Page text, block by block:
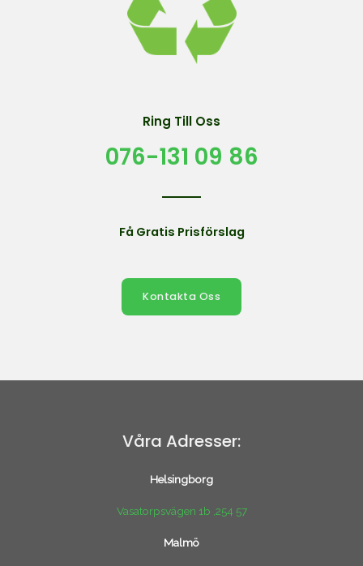
Ring Till Oss
076-131 09 86
Få Gratis Prisförslag
Kontakta Oss
Våra Adresser:
Helsingborg
Vasatorpsvägen 1b ,254 57
Malmö